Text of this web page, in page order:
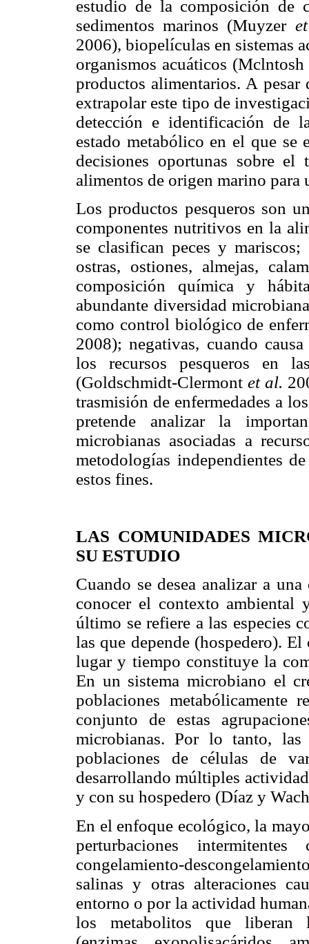
estudio de la composición de
sedimentos marinos (Muyzer
2006), biopelículas en sistemas
organismos acuáticos
productos alimentarios. A pesar
extrapolar este tipo de
detección e identificación de
estado metabólico en el que se
decisiones oportunas sobre
alimentos de origen marino para
Los productos pesqueros son
componentes nutritivos en la
se clasifican peces y
ostras, ostiones, almejas,
composición química y
abundante diversidad
como control biológico de
2008); negativas, cuando
los recursos pesqueros en
(Goldschmidt-Clermont et al.
trasmisión de enfermedades a
pretende analizar la
microbianas asociadas a
metodologías independientes
estos fines.
LAS COMUNIDADES
SU ESTUDIO
Cuando se desea analizar a
conocer el contexto ambiental
último se refiere a las especies
las que depende (hospedero).
lugar y tiempo constituye la
En un sistema microbiano el
poblaciones metabólicamente
conjunto de estas
microbianas. Por lo tanto, las
poblaciones de células de
desarrollando múltiples
y con su hospedero (Díaz y
En el enfoque ecológico, la
perturbaciones
congelamiento-
salinas y otras alteraciones
entorno o por la actividad
los metabolitos que liberan